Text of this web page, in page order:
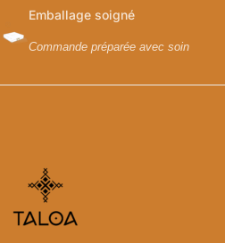
Emballage soigné
Commande préparée avec soin